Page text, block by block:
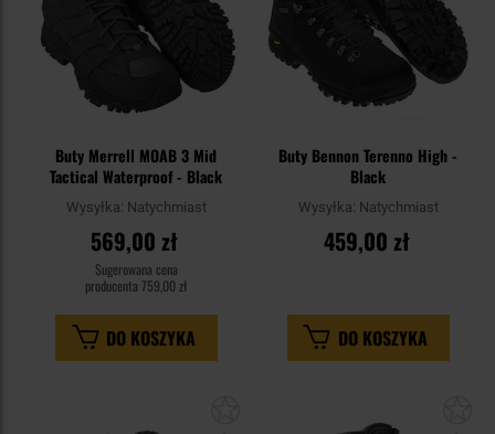
Buty Merrell MOAB 3 Mid
Tactical Waterproof - Black
Wysyłka: Natychmiast
569,00 zł
Sugerowana cena
producenta 759,00 zł
DO KOSZYKA
Buty Bennon Terenno High -
Black
Wysyłka: Natychmiast
459,00 zł
DO KOSZYKA